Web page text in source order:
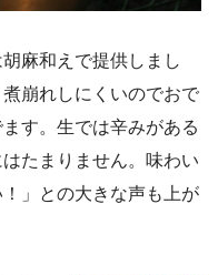
麻和えで提供しまし
崩れしにくいのでおで
す。生では辛みがある
たまりません。味わい
」との大きな声も上が